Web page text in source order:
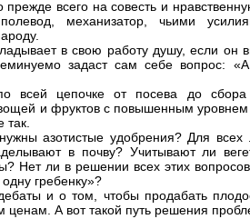
прежде всего на совесть и
механизатор, чьими
в свою работу душу, если он
задаст сам себе вопрос:
цепочке от посева до сбора
и фруктов с повышенным уровнем
так.
азотистые удобрения? Для
в почву? Учитывают ли
Нет ли в решении всех этих
гребенку»?
и о том, чтобы продабать
ценам. А вот такой путь решения